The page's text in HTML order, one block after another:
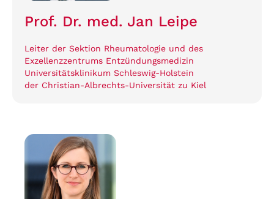
Prof. Dr. med. Jan Leipe
Leiter der Sektion Rheumatologie und des
Exzellenzzentrums Entzündungsmedizin
Universitätsklinikum Schleswig-Holstein
der Christian-Albrechts-Universität zu Kiel